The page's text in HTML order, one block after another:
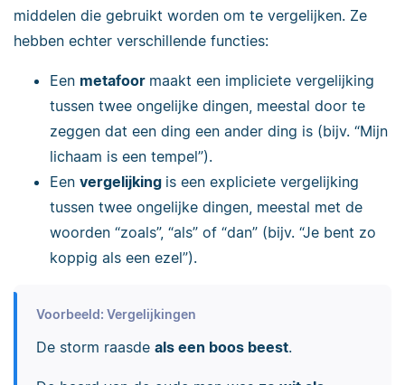
middelen die gebruikt worden om te vergelijken. Ze
hebben echter verschillende functies:
Een metafoor maakt een impliciete vergelijking
tussen twee ongelijke dingen, meestal door te
zeggen dat een ding een ander ding is (bijv. “Mijn
lichaam is een tempel”).
Een vergelijking is een expliciete vergelijking
tussen twee ongelijke dingen, meestal met de
woorden “zoals”, “als” of “dan” (bijv. “Je bent zo
koppig als een ezel”).
Voorbeeld: Vergelijkingen
De storm raasde als een boos beest.